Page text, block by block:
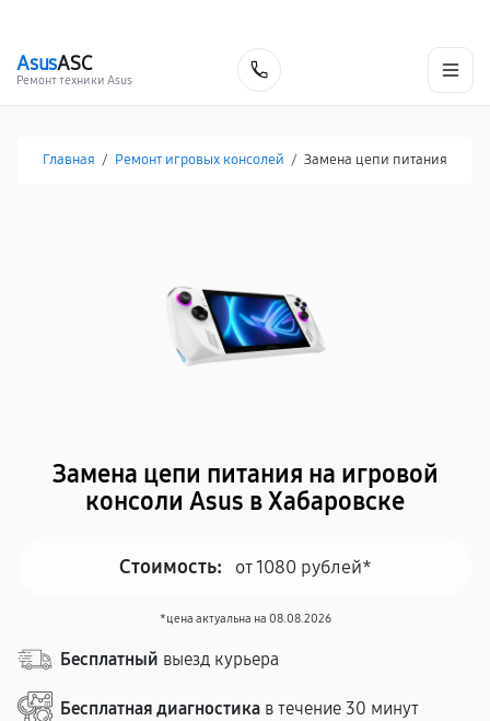
AsusASC
Ремонт техники Asus
Главная / Ремонт игровых консолей / Замена цепи питания
Замена цепи питания на игровой
консоли Asus в Хабаровске
Стоимость: от 1080 рублей*
*цена актуальна на 08.08.2026
Бесплатный выезд курьера
Бесплатная диагностика в течение 30 минут